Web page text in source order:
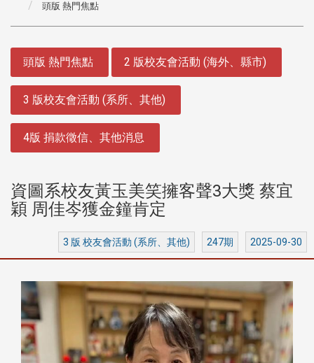
頭版 熱門焦點
頭版 熱門焦點 2 版校友會活動 (海外、縣市)
3 版校友會活動 (系所、其他)
4版 捐款徵信、其他消息
資圖系校友黃玉美笑擁客聲3大獎 蔡宜
穎 周佳岑獲金鐘肯定
3 版 校友會活動 (系所、其他) 247期 2025-09-30